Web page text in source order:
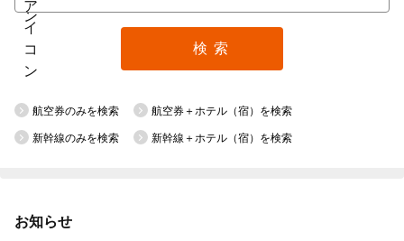
検索
航空券のみを検索 航空券＋ホテル（宿）を検索
新幹線のみを検索 新幹線＋ホテル（宿）を検索
お知らせ